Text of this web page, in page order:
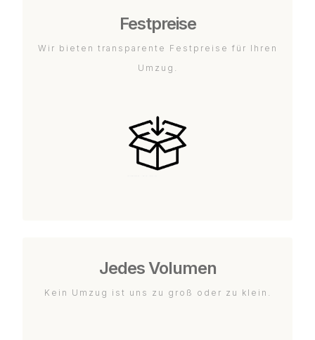
Festpreise
Wir bieten transparente Festpreise für Ihren
Umzug.
Jedes Volumen
Kein Umzug ist uns zu groß oder zu klein.